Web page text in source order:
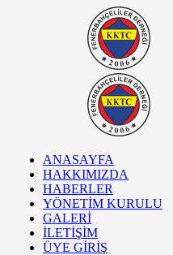
ANASAYFA
HAKKIMIZDA
HABERLER
YÖNETİM KURULU
GALERİ
İLETİŞİM
ÜYE GİRİŞ